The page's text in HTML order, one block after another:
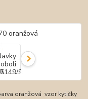
oranžová vzor kytičky